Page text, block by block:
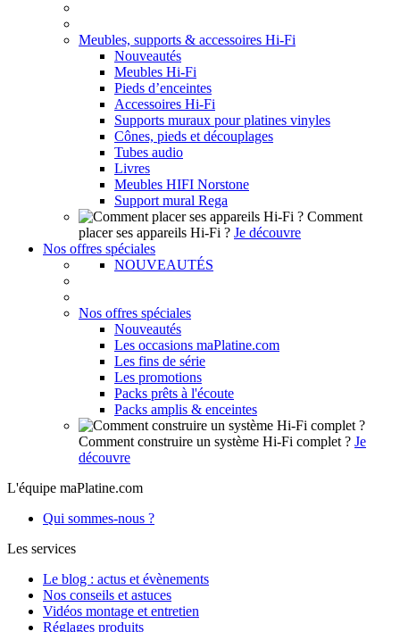
Meubles, supports & accessoires Hi-Fi
Nouveautés
Meubles Hi-Fi
Pieds d’enceintes
Accessoires Hi-Fi
Supports muraux pour platines vinyles
Cônes, pieds et découplages
Tubes audio
Livres
Meubles HIFI Norstone
Support mural Rega
Comment
placer ses appareils Hi-Fi ? Je découvre
Nos offres spéciales
NOUVEAUTÉS
Nos offres spéciales
Nouveautés
Les occasions maPlatine.com
Les fins de série
Les promotions
Packs prêts à l'écoute
Packs amplis & enceintes
Comment construire un système Hi-Fi complet ? Je
découvre
L'équipe maPlatine.com
Qui sommes-nous ?
Les services
Le blog : actus et évènements
Nos conseils et astuces
Vidéos montage et entretien
Réglages produits